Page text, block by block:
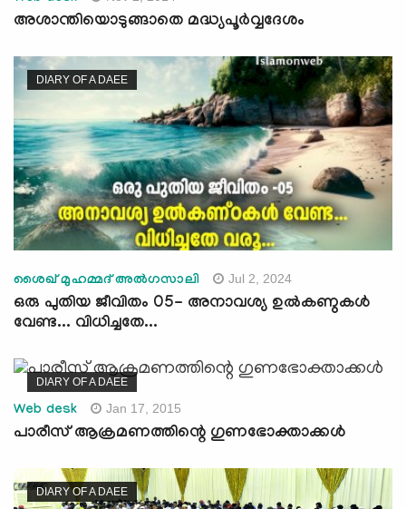
അശാന്തിയൊടുങ്ങാതെ മദ്ധ്യപൂര്‍വ്വദേശം
DIARY OF A DAEE
ശൈഖ് മുഹമ്മദ് അല്‍ഗസാലി Jul 2, 2024
ഒരു പുതിയ ജീവിതം 05- അനാവശ്യ ഉല്‍കണ്ഠകള്‍
വേണ്ട... വിധിച്ചതേ...
DIARY OF A DAEE
Web desk Jan 17, 2015
പാരീസ് ആക്രമണത്തിന്റെ ഗുണഭോക്താക്കള്‍
DIARY OF A DAEE